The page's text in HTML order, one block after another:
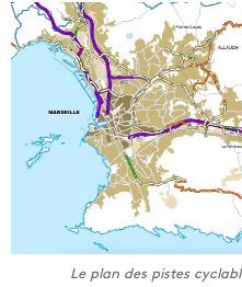
Le plan des pistes